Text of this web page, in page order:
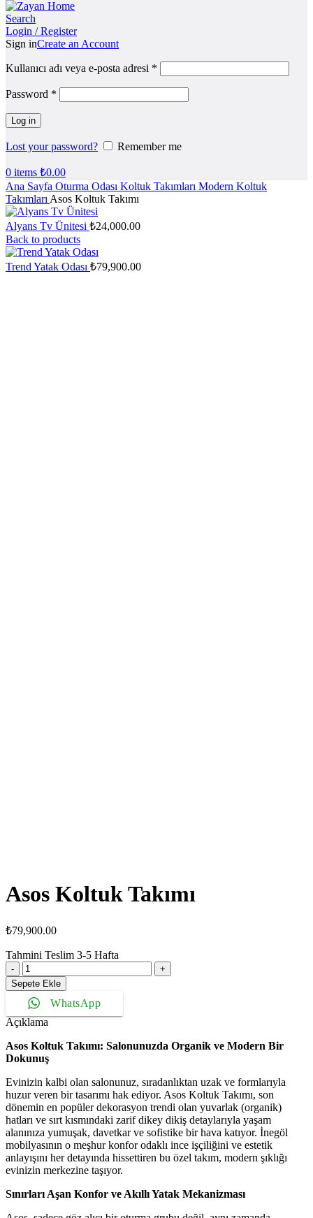
Search
Login / Register
Sign inCreate an Account
Kullanıcı adı veya e-posta adresi *
Password *
Log in
Lost your password? Remember me
0 items ₺0.00
Ana Sayfa Oturma Odası Koltuk Takımları Modern Koltuk
Takımları Asos Koltuk Takımı
Alyans Tv Ünitesi ₺24,000.00
Back to products
Trend Yatak Odası ₺79,900.00
Asos Koltuk Takımı
₺79,900.00
Tahmini Teslim 3-5 Hafta
Asos
Koltuk
Takımı
adet
Sepete Ekle
WhatsApp
Açıklama
Asos Koltuk Takımı: Salonunuzda Organik ve Modern Bir
Dokunuş
Evinizin kalbi olan salonunuz, sıradanlıktan uzak ve formlarıyla
huzur veren bir tasarımı hak ediyor. Asos Koltuk Takımı, son
dönemin en popüler dekorasyon trendi olan yuvarlak (organik)
hatları ve sırt kısmındaki zarif dikey dikiş detaylarıyla yaşam
alanınıza yumuşak, davetkar ve sofistike bir hava katıyor. İnegöl
mobilyasının o meşhur konfor odaklı ince işçiliğini ve estetik
anlayışını her detayında hissettiren bu özel takım, modern şıklığı
evinizin merkezine taşıyor.
Sınırları Aşan Konfor ve Akıllı Yatak Mekanizması